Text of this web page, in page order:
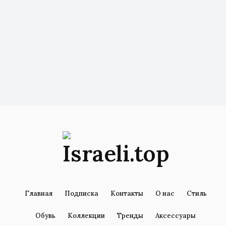
Главная Подписка Контакты О нас Стиль
Обувь Коллекции Тренды Аксессуары